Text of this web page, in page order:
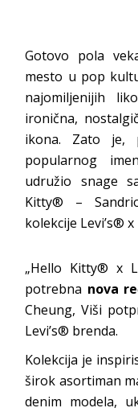
Gotovo pola
mesto u pop
najomiljenijih
ironična,
ikona. Zato je,
popularnog
udružio snage
Kitty® –
kolekcije Levi’s®
„Hello Kitty® x
potrebna nova
Cheung, Viši
Levi’s® brenda.
Kolekcija je
širok asortiman
denim modela,